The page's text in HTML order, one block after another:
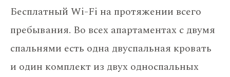
Бесплатный Wi-Fi на протяжении всего
пребывания. Во всех апартаментах с двумя
спальнями есть одна двуспальная кровать
и один комплект из двух односпальных